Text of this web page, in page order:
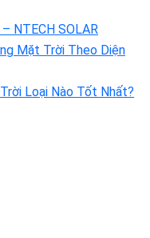
NTECH SOLAR
Mặt Trời Theo Diện
Loại Nào Tốt Nhất?